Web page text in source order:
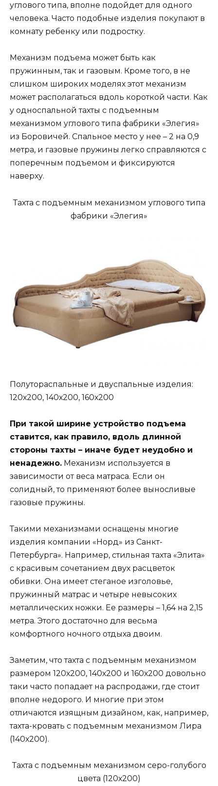
углового типа, вполне подойдет для одного
человека. Часто подобные изделия покупают в
комнату ребенку или подростку.
Механизм подъема может быть как
пружинным, так и газовым. Кроме того, в не
слишком широких моделях этот механизм
может располагаться вдоль короткой части. Как
у односпальной тахты с подъемным
механизмом углового типа фабрики «Элегия»
из Боровичей. Спальное место у нее – 2 на 0,9
метра, и газовые пружины легко справляются с
поперечным подъемом и фиксируются
наверху.
Тахта с подъемным механизмом углового типа
фабрики «Элегия»
Полутораспальные и двуспальные изделия:
120х200, 140х200, 160х200
При такой ширине устройство подъема
ставится, как правило, вдоль длинной
стороны тахты – иначе будет неудобно и
ненадежно. Механизм используется в
зависимости от веса матраса. Если он
солидный, то применяют более выносливые
газовые пружины.
Такими механизмами оснащены многие
изделия компании «Норд» из Санкт-
Петербурга». Например, стильная тахта «Элита»
с красивым сочетанием двух расцветок
обивки. Она имеет стеганое изголовье,
пружинный матрас и четыре невысоких
металлических ножки. Ее размеры – 1,64 на 2,15
метра. Этого достаточно для весьма
комфортного ночного отдыха двоим.
Заметим, что тахта с подъемным механизмом
размером 120х200, 140х200 и 160х200 довольно
таки часто попадает на распродажи, где стоит
вполне недорого. И многие при этом
отличаются изящным дизайном, как, например,
тахта-кровать с подъемным механизмом Лира
(140х200).
Тахта с подъемным механизмом серо-голубого
цвета (120х200)